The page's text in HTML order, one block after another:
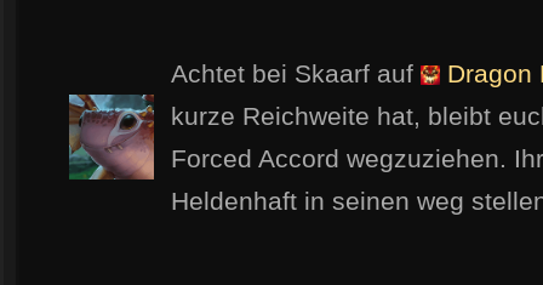
Achtet bei Skaarf auf
Dragon
kurze Reichweite hat, bleibt
Forced Accord wegzuziehen.
Heldenhaft in seinen weg